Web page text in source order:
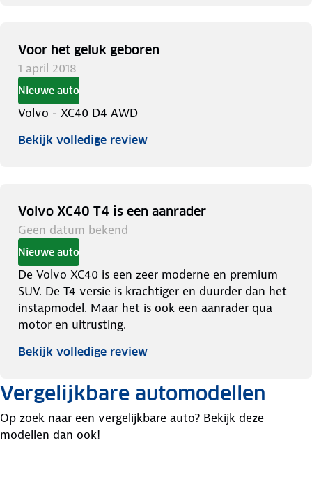
Voor het geluk geboren
1 april 2018
Nieuwe auto
Volvo - XC40 D4 AWD
Bekijk volledige review
Volvo XC40 T4 is een aanrader
Geen datum bekend
Nieuwe auto
De Volvo XC40 is een zeer moderne en premium
SUV. De T4 versie is krachtiger en duurder dan het
instapmodel. Maar het is ook een aanrader qua
motor en uitrusting.
Bekijk volledige review
Vergelijkbare automodellen
Op zoek naar een vergelijkbare auto? Bekijk deze
modellen dan ook!